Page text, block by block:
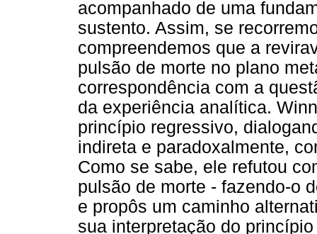
acompanhado de uma
sustento. Assim, se
compreendemos que a
pulsão de morte no plano
correspondência com a
da experiência analítica.
princípio regressivo,
indireta e paradoxalmente,
Como se sabe, ele refutou
pulsão de morte - fazendo-o
e propôs um caminho
sua interpretação do